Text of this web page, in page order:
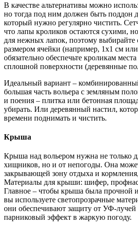
В качестве альтернативы можно
но тогда под ним должен быть поддон
который нужно регулярно чистить.
что лапы кроликов остаются сухими,
для нежных лапок, поэтому выбирайте
размером ячейки (например, 1х1 см
обязательно обеспечьте кроликам
сплошной поверхности (деревянные
Идеальный вариант –
большая часть вольера с земляным
и поения – плитка или бетонная
убирать. Или деревянный настил,
времени поднимать и чистить.
Крыша
Крыша над вольером нужна не только
хищников, но и от непогоды. Она
закрывающей зону отдыха и
Материалы для крыши: шифер,
Главное – чтобы крыша была прочной
вы используете светопрозрачные
они обеспечивают защиту от УФ-лучей
парниковый эффект в жаркую погоду.